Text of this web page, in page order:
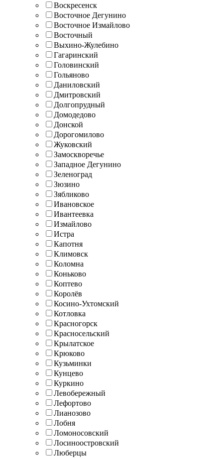
Воскресенск
Восточное Дегунино
Восточное Измайлово
Восточный
Выхино-Жулебино
Гагаринский
Головинский
Гольяново
Даниловский
Дмитровский
Долгопрудный
Домодедово
Донской
Дорогомилово
Жуковский
Замоскворечье
Западное Дегунино
Зеленоград
Зюзино
Зябликово
Ивановское
Ивантеевка
Измайлово
Истра
Капотня
Климовск
Коломна
Коньково
Коптево
Королёв
Косино-Ухтомский
Котловка
Красногорск
Красносельский
Крылатское
Крюково
Кузьминки
Кунцево
Куркино
Левобережный
Лефортово
Лианозово
Лобня
Ломоносовский
Лосиноостровский
Люберцы